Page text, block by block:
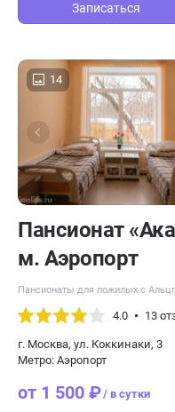
Записаться
14
Пансионат
м. Аэропорт
Пансионаты для пожилых с
4.0 13
г. Москва, ул. Коккинаки, 3
Метро: Аэропорт
от 1 500 ₽/ в сутки